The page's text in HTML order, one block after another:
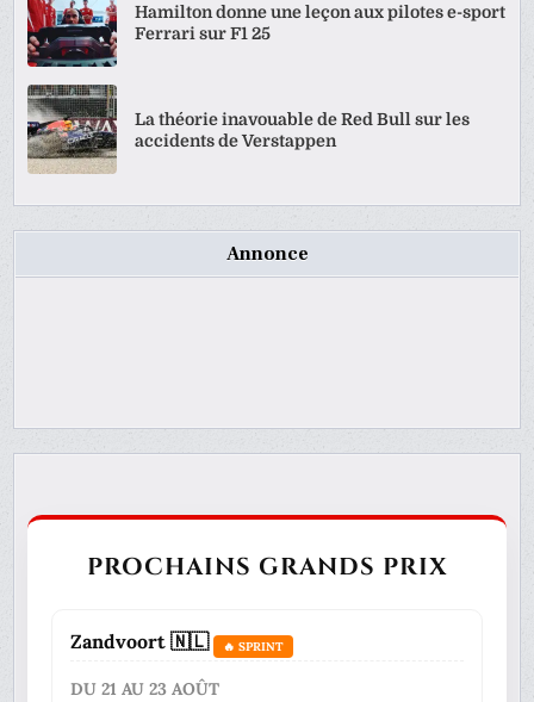
Hamilton donne une leçon aux pilotes e-sport
Ferrari sur F1 25
La théorie inavouable de Red Bull sur les
accidents de Verstappen
Annonce
PROCHAINS GRANDS PRIX
Zandvoort 🇳🇱 🔥 SPRINT
DU 21 AU 23 AOÛT